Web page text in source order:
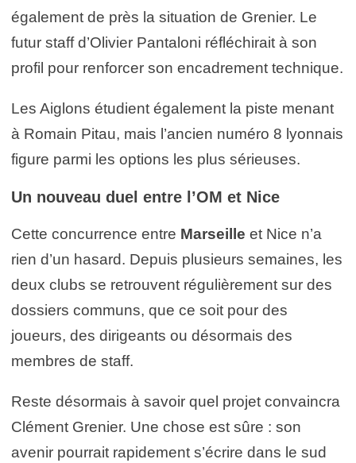
également de près la situation de Grenier. Le
futur staff d’Olivier Pantaloni réfléchirait à son
profil pour renforcer son encadrement technique.
Les Aiglons étudient également la piste menant
à Romain Pitau, mais l’ancien numéro 8 lyonnais
figure parmi les options les plus sérieuses.
Un nouveau duel entre l’OM et Nice
Cette concurrence entre Marseille et Nice n’a
rien d’un hasard. Depuis plusieurs semaines, les
deux clubs se retrouvent régulièrement sur des
dossiers communs, que ce soit pour des
joueurs, des dirigeants ou désormais des
membres de staff.
Reste désormais à savoir quel projet convaincra
Clément Grenier. Une chose est sûre : son
avenir pourrait rapidement s’écrire dans le sud